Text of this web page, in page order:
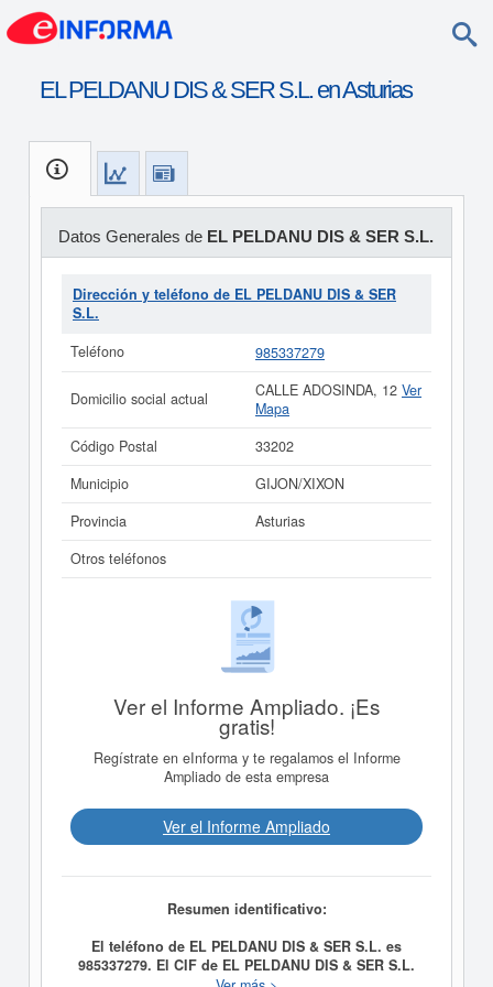
EL PELDANU DIS & SER S.L. en Asturias
Datos Generales de EL PELDANU DIS & SER S.L.
Dirección y teléfono de EL PELDANU DIS & SER
S.L.
Teléfono
985337279
Domicilio social actual CALLE ADOSINDA, 12 Ver
Mapa
Código Postal
33202
Municipio
GIJON/XIXON
Provincia
Asturias
Otros teléfonos
Ver el Informe Ampliado. ¡Es
gratis!
Regístrate en eInforma y te regalamos el Informe
Ampliado de esta empresa
Ver el Informe Ampliado
Resumen identificativo:
El teléfono de EL PELDANU DIS & SER S.L. es
985337279. El CIF de EL PELDANU DIS & SER S.L.